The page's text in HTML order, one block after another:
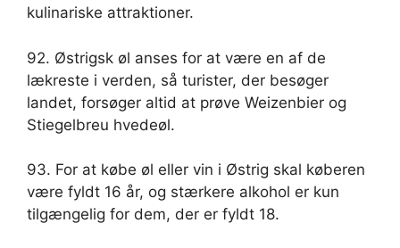
kulinariske attraktioner.
92. Østrigsk øl anses for at være en af ​​de
lækreste i verden, så turister, der besøger
landet, forsøger altid at prøve Weizenbier og
Stiegelbreu hvedeøl.
93. For at købe øl eller vin i Østrig skal køberen
være fyldt 16 år, og stærkere alkohol er kun
tilgængelig for dem, der er fyldt 18.